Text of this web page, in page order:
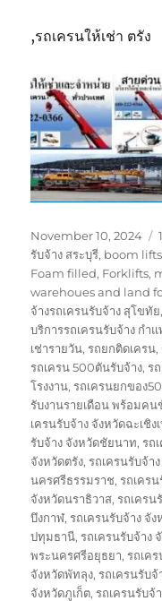
,รถเครนให้เช่า ตรัง
Posted
on
November 10, 2024
รับจ้าง สระบุรี, boom lifts
Foam filled, Forklifts,
warehoues and land
จ้างรถเครนรับจ้าง สุโขทัย
บริการรถเครนรับจ้าง กำแ
เช่ารายวัน,รถยกติดเครน,
รถเครน 500ตันรับจ้าง,ร
โรงงาน,รถเครนยกของ
รับงานรายเดือน พร้อมคน
เครนรับจ้าง จังหวัดฉะเชิง
รับจ้าง จังหวัดชัยนาท,รถ
จังหวัดตรัง,รถเครนรับจ้า
นครศรีธรรมราช,รถเคร
จังหวัดนราธิวาส,รถเครน
บึงกาฬ,รถเครนรับจ้าง จั
ปทุมธานี,รถเครนรับจ้าง
พระนครศรีอยุธยา,รถเค
จังหวัดพัทลุง,รถเครนรับ
จังหวัดภูเก็ต,รถเครนรับจ้